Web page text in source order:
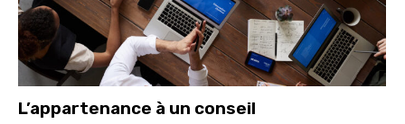
L’appartenance à un conseil